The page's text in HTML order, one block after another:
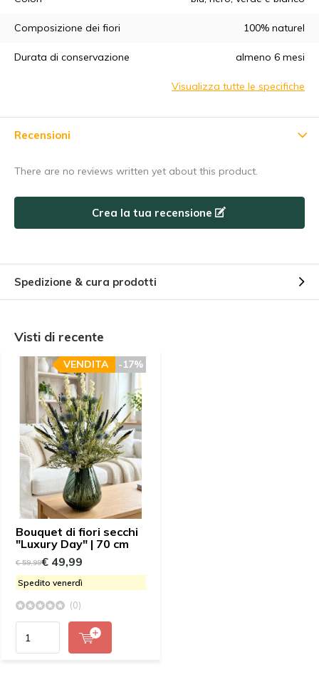
Composizione dei fiori 100% naturel
Durata di conservazione almeno 6 mesi
Visualizza tutte le specifiche
Recensioni
There are no reviews written yet about this product.
Crea la tua recensione
Spedizione & cura prodotti
Visti di recente
Bouquet di fiori secchi
"Luxury Day" | 70 cm
-17%
VENDITA
€ 59,99€ 49,99
Spedito venerdì
(0)
aggiornati sui nostri ultimi prodotti e ottenere uno
sconto del
Utilizzate subito il codice sconto, prima che scada!